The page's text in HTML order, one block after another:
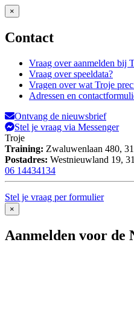
×
Contact
Vraag over aanmelden bij
Vraag over speeldata?
Vragen over wat Troje
Adressen en
Ontvang de nieuwsbrief
Stel je vraag via Messenger
Troje
Training: Zwaluwenlaan 480,
Postadres: Westnieuwland 19,
06 14434134
Stel je vraag per formulier
×
Aanmelden voor de